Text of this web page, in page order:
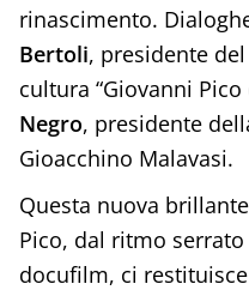
rinascimento.
Bertoli, presidente
cultura “Giovanni
Negro, presidente
Gioacchino Malavasi.
Questa nuova
Pico, dal ritmo
docufilm, ci